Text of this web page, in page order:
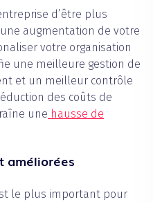
d’être plus
augmentation de votre
votre organisation
une meilleure gestion de
et un meilleur contrôle
des coûts de
une hausse de
améliorées
le plus important pour